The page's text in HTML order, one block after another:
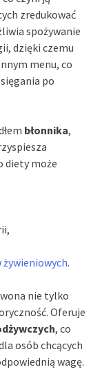
zredukować
spożywanie
dzięki czemu
menu, co
po
błonnika,
diety może
żywieniowych.
nie tylko
Oferuje
, co
osób chcących
wagę.